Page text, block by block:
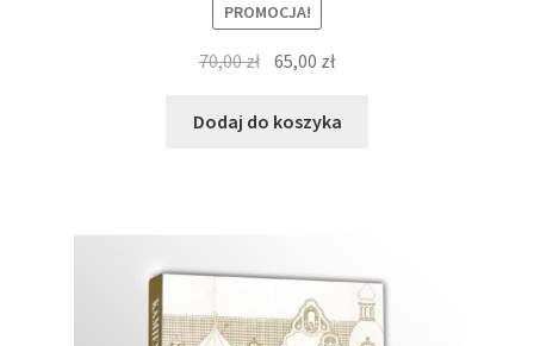
PROMOCJA!
70,00zł Pierwotna
wynosiła:
65,00 złAktualna
wynosi:
Dodaj do koszyka